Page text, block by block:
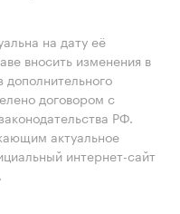
на дату её
вносить изменения в
договором с
РФ.
актуальное
интернет-сайт